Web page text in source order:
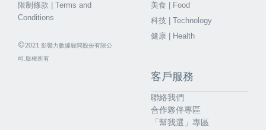
限制條款 | Terms and
Conditions
©2021 影響力數據顧問股份有限公
司.版權所有
美食 | Food
科技 | Technology
健康 | Health
客戶服務
聯絡我們
合作夥伴專區
「幫我選」專區